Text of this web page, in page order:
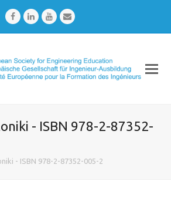
FacebookLinkedInYoutubeEmail
- ISBN 978-2-87352-
- ISBN 978-2-87352-005-2